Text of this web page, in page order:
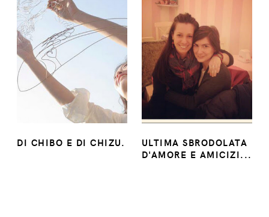
DI CHIBO E DI CHIZU.
ULTIMA SBRODOLATA
D'AMORE E AMICIZI...